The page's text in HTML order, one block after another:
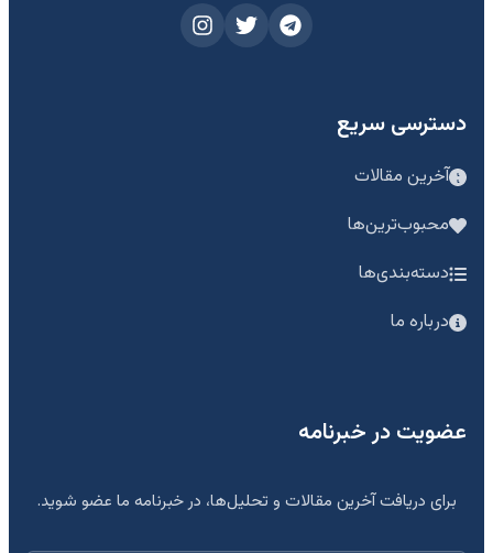
دسترسی سریع
آخرین مقالات
محبوب‌ترین‌ها
دسته‌بندی‌ها
درباره ما
عضویت در خبرنامه
برای دریافت آخرین مقالات و تحلیل‌ها، در خبرنامه ما عضو شوید.